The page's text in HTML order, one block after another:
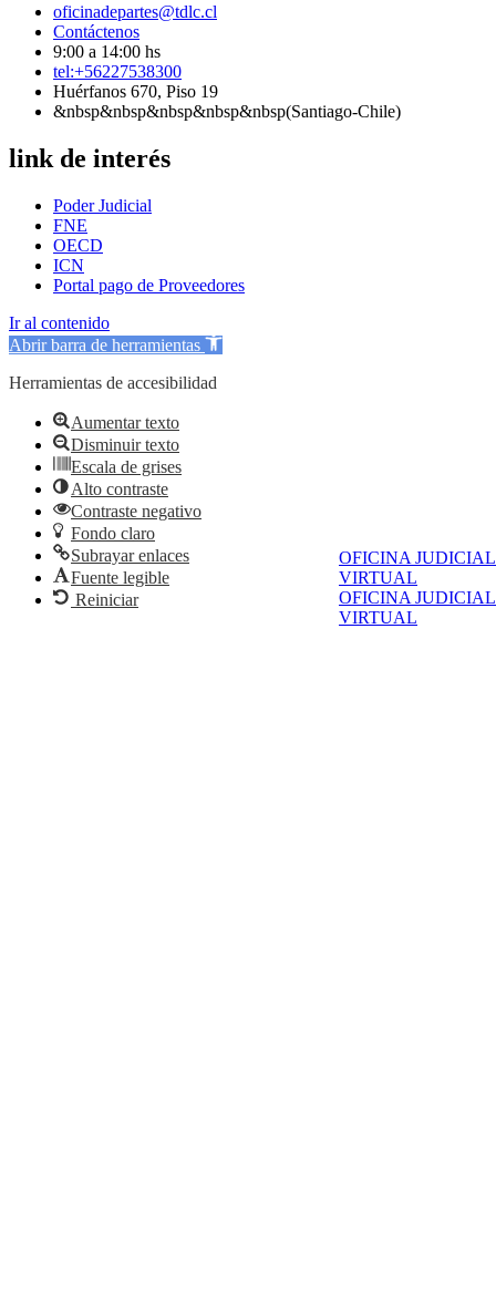
OFICINA JUDICIAL
VIRTUAL
OFICINA JUDICIAL
VIRTUAL
oficinadepartes@tdlc.cl
Contáctenos
9:00 a 14:00 hs
tel:+56227538300
Huérfanos 670, Piso 19
&nbsp&nbsp&nbsp&nbsp&nbsp(Santiago-Chile)
link de interés
Poder Judicial
FNE
OECD
ICN
Portal pago de Proveedores
Ir al contenido
Abrir barra de herramientas
Herramientas de accesibilidad
Aumentar texto
Disminuir texto
Escala de grises
Alto contraste
Contraste negativo
Fondo claro
Subrayar enlaces
Fuente legible
Reiniciar